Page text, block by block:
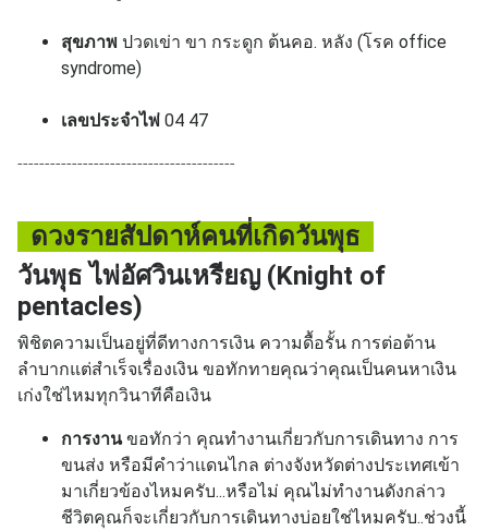
สุขภาพ ปวดเข่า ขา กระดูก ต้นคอ. หลัง (โรค office
syndrome)
เลขประจำไพ่ 04 47
----------------------------------------
ดวงรายสัปดาห์คนที่เกิดวันพุธ
วันพุธ ไพ่อัศวินเหรียญ (Knight of
pentacles)
พิชิตความเป็นอยู่ที่ดีทางการเงิน ความดื้อรั้น การต่อต้าน
ลำบากแต่สำเร็จเรื่องเงิน ขอทักทายคุณว่าคุณเป็นคนหาเงิน
เก่งใช่ไหมทุกวินาทีคือเงิน
การงานขอทักว่า คุณทำงานเกี่ยวกับการเดินทาง การ
ขนส่ง หรือมีคำว่าเเดนไกล ต่างจังหวัดต่างประเทศเข้า
มาเกี่ยวข้องไหมครับ...หรือไม่ คุณไม่ทำงานดังกล่าว
ชีวิตคุณก็จะเกี่ยวกับการเดินทางบ่อยใช่ไหมครับ..ช่วงนี้